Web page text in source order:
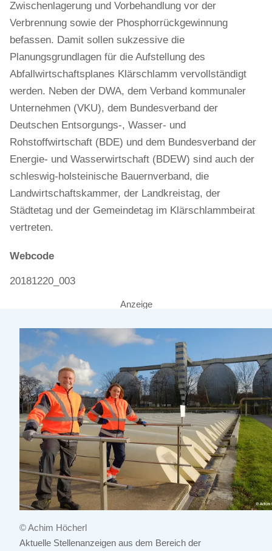
Zwischenlagerung und Vorbehandlung vor der
Verbrennung sowie der Phosphorrückgewinnung
befassen. Damit sollen sukzessive die
Planungsgrundlagen für die Aufstellung des
Abfallwirtschaftsplanes Klärschlamm vervollständigt
werden. Neben der DWA, dem Verband kommunaler
Unternehmen (VKU), dem Bundesverband der
Deutschen Entsorgungs-, Wasser- und
Rohstoffwirtschaft (BDE) und dem Bundesverband der
Energie- und Wasserwirtschaft (BDEW) sind auch der
schleswig-holsteinische Bauernverband, die
Landwirtschaftskammer, der Landkreistag, der
Städtetag und der Gemeindetag im Klärschlammbeirat
vertreten.
Webcode
20181220_003
Anzeige
© Achim Höcherl
Aktuelle Stellenanzeigen aus dem Bereich der